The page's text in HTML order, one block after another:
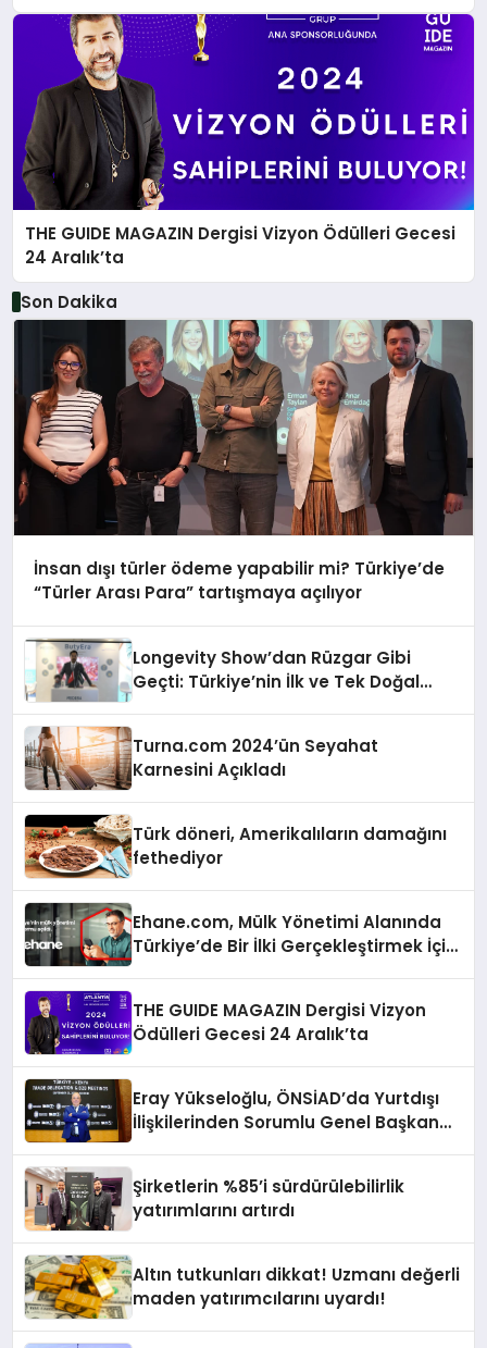
THE GUIDE MAGAZIN Dergisi Vizyon Ödülleri Gecesi
24 Aralık’ta
Son Dakika
İnsan dışı türler ödeme yapabilir mi? Türkiye’de
“Türler Arası Para” tartışmaya açılıyor
Longevity Show’dan Rüzgar Gibi
Geçti: Türkiye’nin İlk ve Tek Doğal
Turna.com 2024’ün Seyahat
Karnesini Açıkladı
Türk döneri, Amerikalıların damağını
fethediyor
Ehane.com, Mülk Yönetimi Alanında
Türkiye’de Bir İlki Gerçekleştirmek İçin
THE GUIDE MAGAZIN Dergisi Vizyon
Ödülleri Gecesi 24 Aralık’ta
Eray Yükseloğlu, ÖNSİAD’da Yurtdışı
İlişkilerinden Sorumlu Genel Başkan
Şirketlerin %85’i sürdürülebilirlik
yatırımlarını artırdı
Altın tutkunları dikkat! Uzmanı değerli
maden yatırımcılarını uyardı!